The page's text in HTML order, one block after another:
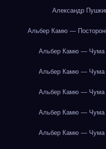
Александр
Альбер Камю —
Альбер Камю — Чума
Альбер Камю — Чума
Альбер Камю — Чума
Альбер Камю — Чума
Альбер Камю — Чума